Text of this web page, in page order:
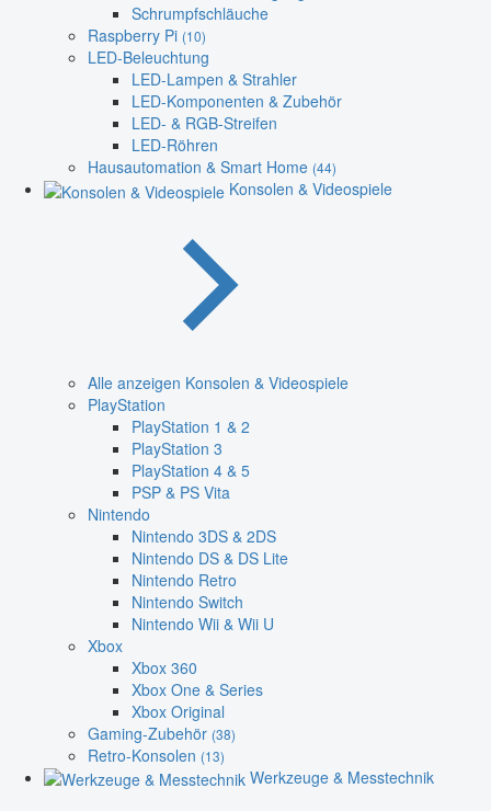
Schrumpfschläuche
Raspberry Pi (10)
LED-Beleuchtung
LED-Lampen & Strahler
LED-Komponenten & Zubehör
LED- & RGB-Streifen
LED-Röhren
Hausautomation & Smart Home (44)
Konsolen & Videospiele
Alle anzeigen Konsolen & Videospiele
PlayStation
PlayStation 1 & 2
PlayStation 3
PlayStation 4 & 5
PSP & PS Vita
Nintendo
Nintendo 3DS & 2DS
Nintendo DS & DS Lite
Nintendo Retro
Nintendo Switch
Nintendo Wii & Wii U
Xbox
Xbox 360
Xbox One & Series
Xbox Original
Gaming-Zubehör (38)
Retro-Konsolen (13)
Werkzeuge & Messtechnik